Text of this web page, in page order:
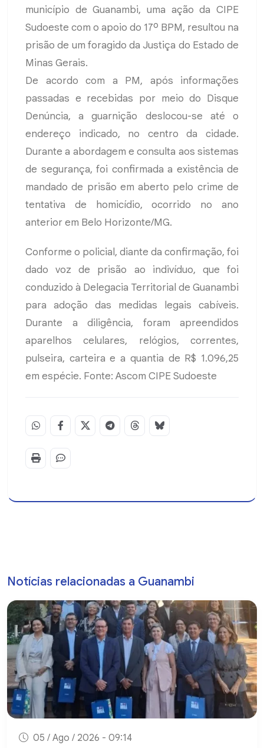
município de Guanambi, uma ação da CIPE
Sudoeste com o apoio do 17º BPM, resultou na
prisão de um foragido da Justiça do Estado de
Minas Gerais.
De acordo com a PM, após informações
passadas e recebidas por meio do Disque
Denúncia, a guarnição deslocou-se até o
endereço indicado, no centro da cidade.
Durante a abordagem e consulta aos sistemas
de segurança, foi confirmada a existência de
mandado de prisão em aberto pelo crime de
tentativa de homicídio, ocorrido no ano
anterior em Belo Horizonte/MG.
Conforme o policial, diante da confirmação, foi
dado voz de prisão ao indivíduo, que foi
conduzido à Delegacia Territorial de Guanambi
para adoção das medidas legais cabíveis.
Durante a diligência, foram apreendidos
aparelhos celulares, relógios, correntes,
pulseira, carteira e a quantia de R$ 1.096,25
em espécie. Fonte: Ascom CIPE Sudoeste
Notícias relacionadas a Guanambi
05 / Ago / 2026 - 09:14